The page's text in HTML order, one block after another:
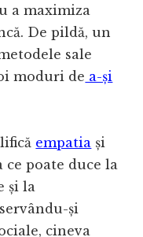
a maximiza
De pildă, un
sale
moduri de a-și
empatia și
ce poate duce la
și la
și
cineva